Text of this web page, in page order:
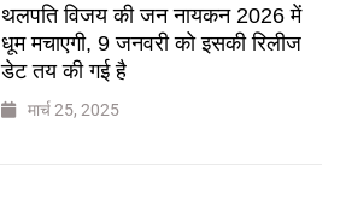
थलपति विजय की जन नायकन 2026 में
धूम मचाएगी, 9 जनवरी को इसकी रिलीज
डेट तय की गई है
मार्च 25, 2025